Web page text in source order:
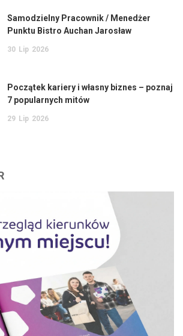
Samodzielny Pracownik / Menedżer
Punktu Bistro Auchan Jarosław
30 Lip 2026
Początek kariery i własny biznes – poznaj
7 popularnych mitów
29 Lip 2026